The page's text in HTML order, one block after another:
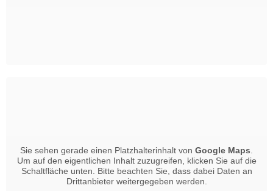
Sie sehen gerade einen Platzhalterinhalt von Google Maps.
Um auf den eigentlichen Inhalt zuzugreifen, klicken Sie auf die
Schaltfläche unten. Bitte beachten Sie, dass dabei Daten an
Drittanbieter weitergegeben werden.